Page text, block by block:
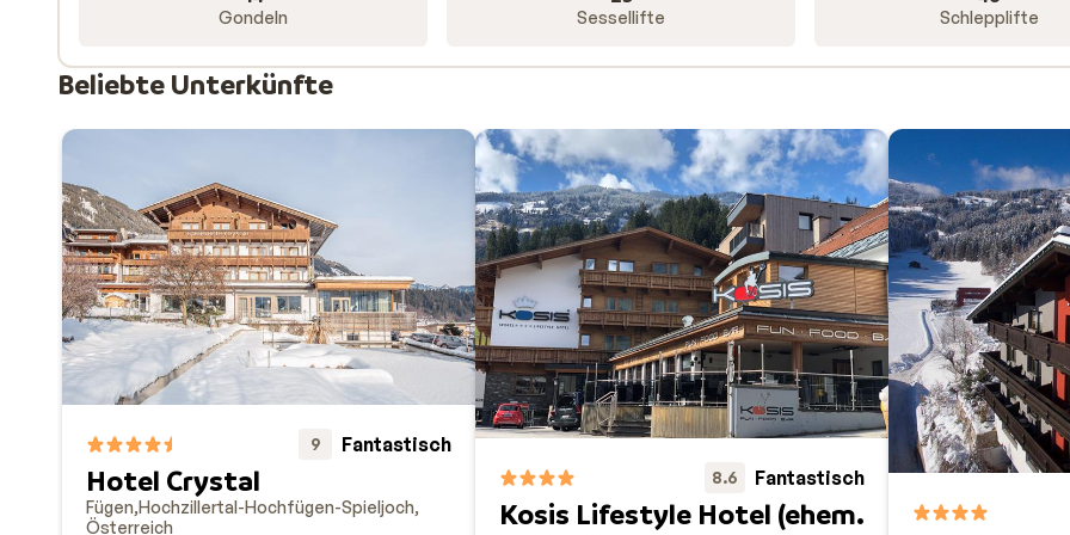
Gondeln Sessellifte Schlepplifte
Beliebte Unterkünfte
9 Fantastisch
Hotel Crystal
Fügen Hochzillertal-Hochfügen-Spieljoch
Österreich
8.6 Fantastisch
Kosis Lifestyle Hotel (ehem.